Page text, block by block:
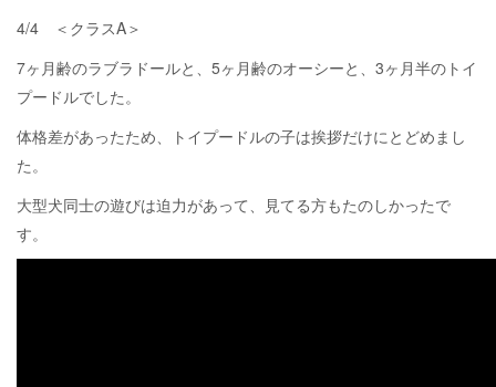
4/4 ＜クラスA＞
7ヶ月齢のラブラドールと、5ヶ月齢のオーシーと、3ヶ月半のトイ
プードルでした。
体格差があったため、トイプードルの子は挨拶だけにとどめまし
た。
大型犬同士の遊びは迫力があって、見てる方もたのしかったで
す。